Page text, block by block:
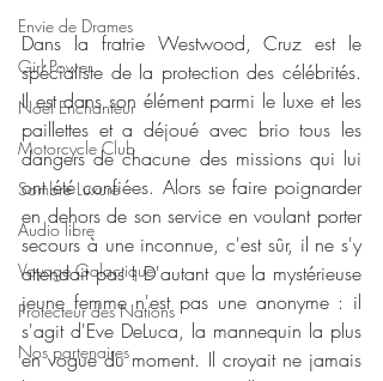
Envie de Drames
Girl Power
Noël Enchanteur
Motorcycle Club
Sombre Luxure
Audio libre
Voyage Galactique
Protecteur des Nations
Nos partenaires
Dans la fratrie Westwood, Cruz est le
spécialiste de la protection des célébrités.
Il est dans son élément parmi le luxe et les
paillettes et a déjoué avec brio tous les
dangers de chacune des missions qui lui
ont été confiées. Alors se faire poignarder
en dehors de son service en voulant porter
secours à une inconnue, c'est sûr, il ne s'y
attendait pas ! D'autant que la mystérieuse
jeune femme n'est pas une anonyme : il
s'agit d'Eve DeLuca, la mannequin la plus
en vogue du moment. Il croyait ne jamais